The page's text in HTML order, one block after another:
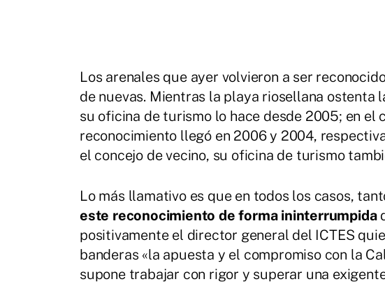
Los arenales que ayer volvieron a ser
de nuevas. Mientras la playa riosellana ostenta
su oficina de turismo lo hace desde 2005; en el
reconocimiento llegó en 2006 y 2004,
el concejo de vecino, su oficina de turismo
Lo más llamativo es que en todos los casos,
este reconocimiento de forma ininterrumpida
positivamente el director general del ICTES
banderas «la apuesta y el compromiso con la
supone trabajar con rigor y superar una